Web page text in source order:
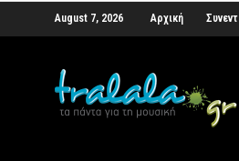
August 7, 2026 Αρχική